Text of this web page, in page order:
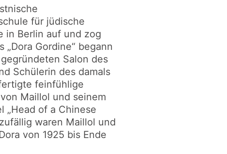
für jüdische
in Berlin auf und zog
Gordine“ begann
Salon des
Schülerin des damals
feinfühlige
Maillol und seinem
„Head of a Chinese
waren Maillol und
von 1925 bis Ende